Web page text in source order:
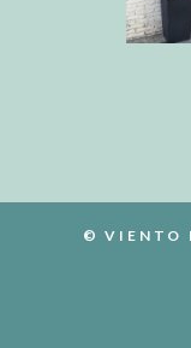
© VIENTO